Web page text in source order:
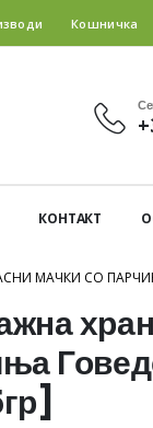
Кошничка
КОНТАКТ
МАЧКИ СО